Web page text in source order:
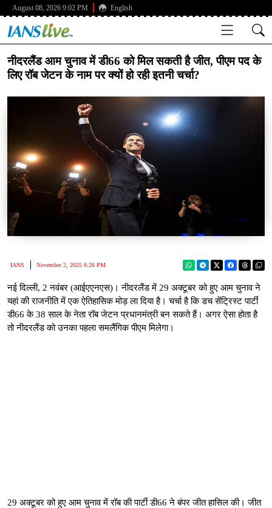
August 08, 2026 9:02 PM English
नीदरलैंड आम चुनाव में डी66 को मिल सकती है जीत, पीएम पद के
लिए रॉब जेटन के नाम पर क्यों हो रही इतनी चर्चा?
IANS November 2, 2025 6:26 PM
नई दिल्ली, 2 नवंबर (आईएएनएस)। नीदरलैंड में 29 अक्टूबर को हुए आम चुनाव ने
यहां की राजनीति में एक ऐतिहासिक मोड़ ला दिया है। चर्चा है कि डच सेंट्रिस्ट पार्टी
डी66 के 38 साल के नेता रॉब जेटन प्रधानमंत्री बन सकते हैं। अगर ऐसा होता है
तो नीदरलैंड को उनका पहला समलैंगिक पीएम मिलेगा।
29 अक्टूबर को हुए आम चुनाव में रॉब की पार्टी डी66 ने बंपर जीत हासिल की। जीत